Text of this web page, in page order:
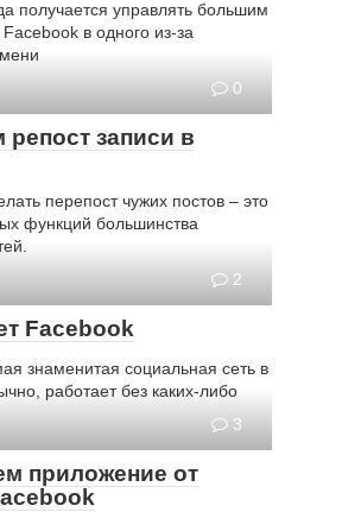
получается управлять большим
в одного из-за
0
записи в
перепост чужих постов – это
функций большинства
2
Facebook
знаменитая социальная сеть в
работает без каких-либо
3
приложение от